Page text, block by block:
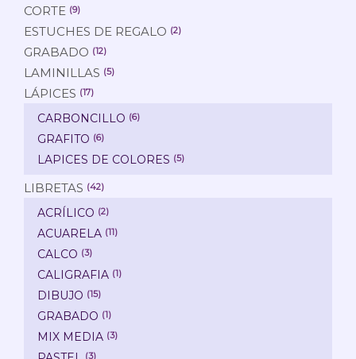
CORTE (9)
ESTUCHES DE REGALO (2)
GRABADO (12)
LAMINILLAS (5)
LÁPICES (17)
CARBONCILLO (6)
GRAFITO (6)
LAPICES DE COLORES (5)
LIBRETAS (42)
ACRÍLICO (2)
ACUARELA (11)
CALCO (3)
CALIGRAFIA (1)
DIBUJO (15)
GRABADO (1)
MIX MEDIA (3)
(3)